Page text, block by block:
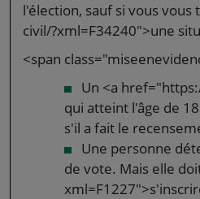
l'élection, sauf si vous
civil/?xml=F34240">une
<span
Un <a
qui atteint l'âge de
s'il a fait le
Une personne
de vote. Mais elle